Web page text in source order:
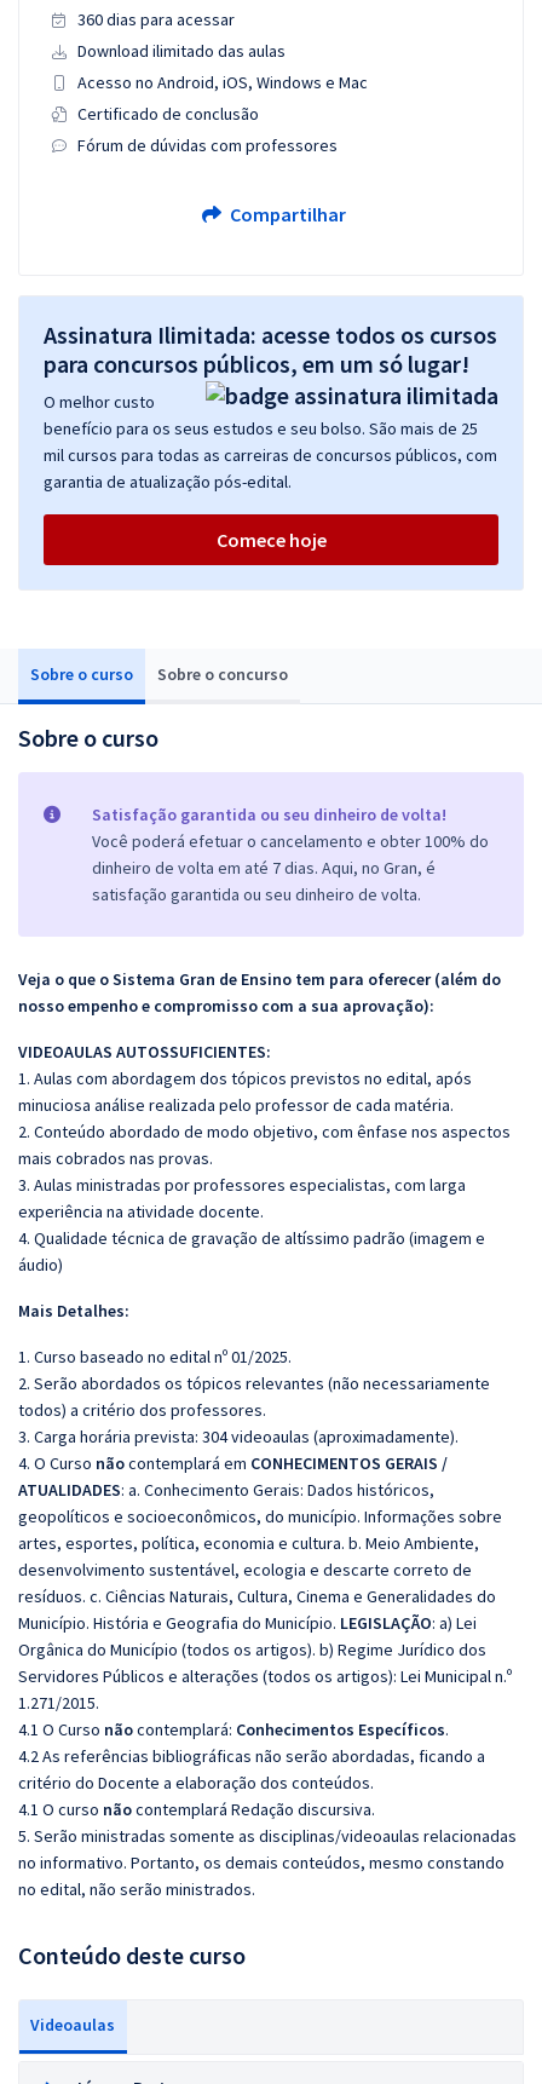
Sobre o curso Sobre o concurso
Sobre o curso
Satisfação garantida ou seu dinheiro de volta!
Você poderá efetuar o cancelamento e obter 100% do
dinheiro de volta em até 7 dias. Aqui, no Gran, é
satisfação garantida ou seu dinheiro de volta.
Veja o que o Sistema Gran de Ensino tem para oferecer (além do
nosso empenho e compromisso com a sua aprovação):
VIDEOAULAS AUTOSSUFICIENTES:
1. Aulas com abordagem dos tópicos previstos no edital, após
minuciosa análise realizada pelo professor de cada matéria.
2. Conteúdo abordado de modo objetivo, com ênfase nos aspectos
mais cobrados nas provas.
3. Aulas ministradas por professores especialistas, com larga
experiência na atividade docente.
4. Qualidade técnica de gravação de altíssimo padrão (imagem e
áudio)
Mais Detalhes:
1. Curso baseado no edital nº 01/2025.
2. Serão abordados os tópicos relevantes (não necessariamente
todos) a critério dos professores.
3. Carga horária prevista: 304 videoaulas (aproximadamente).
4. O Curso nãocontemplará em CONHECIMENTOS GERAIS /
ATUALIDADES: a. Conhecimento Gerais: Dados históricos,
geopolíticos e socioeconômicos, do município. Informações sobre
artes, esportes, política, economia e cultura. b. Meio Ambiente,
desenvolvimento sustentável, ecologia e descarte correto de
resíduos. c. Ciências Naturais, Cultura, Cinema e Generalidades do
Município. História e Geografia do Município. LEGISLAÇÃO: a) Lei
Orgânica do Município (todos os artigos). b) Regime Jurídico dos
Servidores Públicos e alterações (todos os artigos): Lei Municipal n.º
1.271/2015.
4.1 O Curso nãocontemplará: Conhecimentos Específicos.
4.2 As referências bibliográficas não serão abordadas, ficando a
critério do Docente a elaboração dos conteúdos.
4.1 O curso nãocontemplará Redação discursiva.
5. Serão ministradas somente as disciplinas/videoaulas relacionadas
no informativo. Portanto, os demais conteúdos, mesmo constando
no edital, não serão ministrados.
Conteúdo deste curso
Videoaulas
360 dias para acessar
Download ilimitado das aulas
Acesso no Android, iOS, Windows e Mac
Certificado de conclusão
Fórum de dúvidas com professores
Compartilhar
Assinatura Ilimitada: acesse todos os cursos
para concursos públicos, em um só lugar!
O melhor custo
benefício para os seus estudos e seu bolso. São mais de 25
mil cursos para todas as carreiras de concursos públicos, com
garantia de atualização pós-edital.
Comece hoje